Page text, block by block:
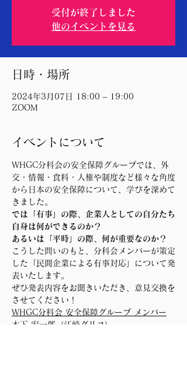
受付が終了しました
他のイベントを見る
日時・場所
2024年3月07日 18:00 – 19:00
ZOOM
イベントについて
WHGC分科会の安全保障グループでは、外
交・情報・食料・人権や制度など様々な角度
から日本の安全保障について、学びを深めて
きました。
では「有事」の際、企業人としての自分たち
自身は何ができるのか？
あるいは「平時」の際、何が重要なのか？
こうした問いのもと、分科会メンバーが策定
した「民間企業による有事対応」について発
表いたします。
ぜひ発表内容をお聞きいただき、意見交換を
させてください！
WHGC分科会 安全保障グループ メンバー
木下 宏一郎（江崎グリコ）